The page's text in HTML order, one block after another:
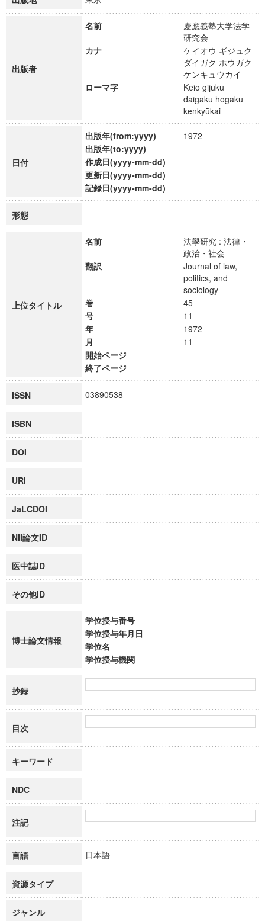
出版者
名前
慶應義塾大学法学
研究会
カナ
ケイオウ ギジュク
ダイガク ホウガク
ケンキュウカイ
ローマ字
Keiō gijuku
daigaku hōgaku
kenkyūkai
日付
出版年(from:yyyy)
1972
出版年(to:yyyy)
作成日(yyyy-mm-dd)
更新日(yyyy-mm-dd)
記録日(yyyy-mm-dd)
形態
上位タイトル
名前
法學研究 : 法律・
政治・社会
翻訳
Journal of law,
politics, and
sociology
巻
45
号
11
年
1972
月
11
開始ページ
終了ページ
ISSN 03890538
ISBN
DOI
URI
JaLCDOI
NII論文ID
医中誌ID
その他ID
博士論文情報
学位授与番号
学位授与年月日
学位名
学位授与機関
抄録
目次
キーワード
NDC
注記
言語 日本語
資源タイプ
ジャンル